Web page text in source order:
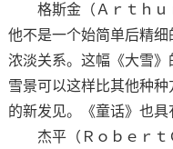
格斯金（Ａｒｔｈｕ
他不是一个始简单后精
浓淡关系。这幅《大雪》
雪景可以这样比其他种
的新发见。《童话》也具
杰平（Ｒｏｂｅｒｔ